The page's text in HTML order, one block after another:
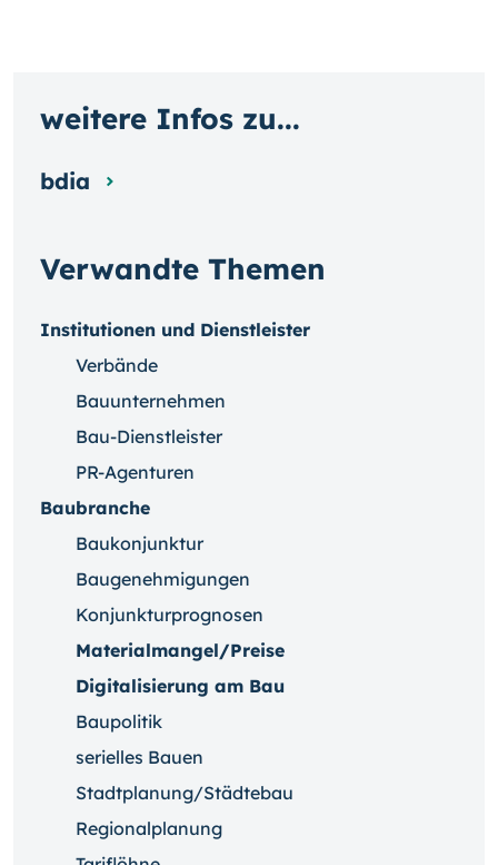
Verwandte Themen
Institutionen und Dienstleister
Verbände
Bauunternehmen
Bau-Dienstleister
PR-Agenturen
Baubranche
Baukonjunktur
Baugenehmigungen
Konjunkturprognosen
Materialmangel/Preise
Digitalisierung am Bau
Baupolitik
serielles Bauen
Stadtplanung/Städtebau
Regionalplanung
weitere Infos zu...
bdia